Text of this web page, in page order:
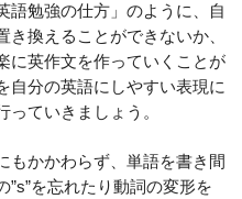
語勉強の仕方」のように、自
換えることができないか、
に英作文を作っていくことが
自分の英語にしやすい表現に
ていきましょう。
もかかわらず、単語を書き間
を忘れたり動詞の変形を